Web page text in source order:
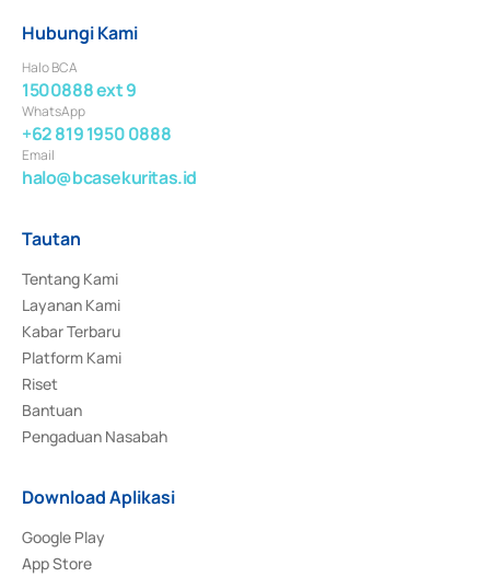
Hubungi Kami
Halo BCA
1500888 ext 9
WhatsApp
+62 819 1950 0888
Email
halo@bcasekuritas.id
Tautan
Tentang Kami
Layanan Kami
Kabar Terbaru
Platform Kami
Riset
Bantuan
Pengaduan Nasabah
Download Aplikasi
Google Play
App Store